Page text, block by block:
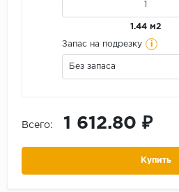
1.44 м2
Запас на подрезку i
Без запаса
Всего: 1 612.80 ₽
Купить